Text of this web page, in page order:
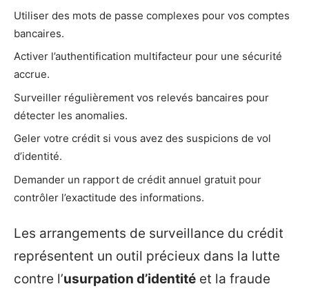
Utiliser des mots de passe complexes pour vos comptes
bancaires.
Activer l’authentification multifacteur pour une sécurité
accrue.
Surveiller régulièrement vos relevés bancaires pour
détecter les anomalies.
Geler votre crédit si vous avez des suspicions de vol
d’identité.
Demander un rapport de crédit annuel gratuit pour
contrôler l’exactitude des informations.
Les arrangements de surveillance du crédit
représentent un outil précieux dans la lutte
contre l’usurpation d’identité et la fraude